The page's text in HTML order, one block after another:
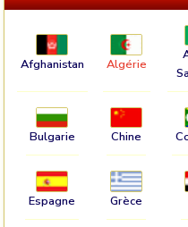
Afghanistan Algérie
Bulgarie Chine
Espagne Grèce